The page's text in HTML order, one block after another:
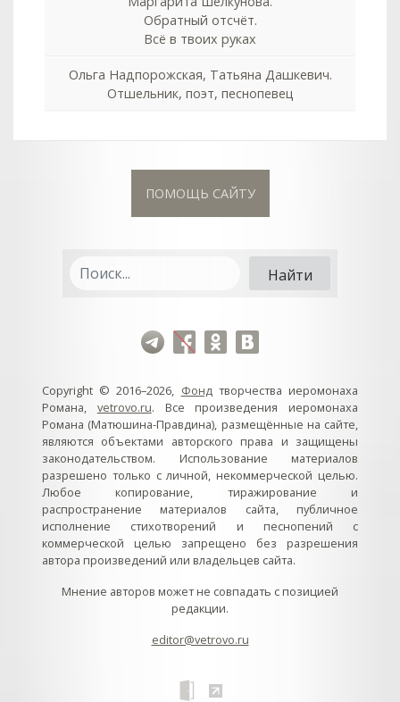
Обратный отсчёт.
Всё в твоих руках
Ольга Надпорожская, Татьяна Дашкевич.
Отшельник, поэт, песнопевец
ПОМОЩЬ САЙТУ
Copyright © 2016–2026, Фондтворчества иеромонаха
Романа, vetrovo.ru. Все произведения иеромонаха
Романа (Матюшина-Правдина), размещённые на сайте,
являются объектами авторского права и защищены
законодательством. Использование материалов
разрешено только с личной, некоммерческой целью.
Любое копирование, тиражирование и
распространение материалов сайта, публичное
исполнение стихотворений и песнопений с
коммерческой целью запрещено без разрешения
автора произведений или владельцев сайта.
Мнение авторов может не совпадать с позицией
редакции.
editor@vetrovo.ru